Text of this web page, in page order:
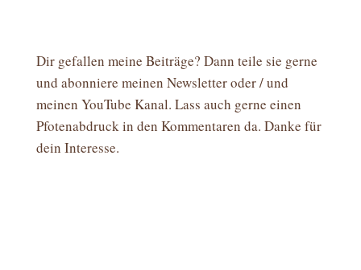
Dir gefallen meine Beiträge? Dann teile sie gerne
und abonniere meinen Newsletter oder / und
meinen YouTube Kanal. Lass auch gerne einen
Pfotenabdruck in den Kommentaren da. Danke für
dein Interesse.